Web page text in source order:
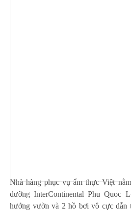
Nhà hàng phục vụ ẩm thực Việt
dưỡng InterContinental Phu Quoc
hướng vườn và 2 hồ bơi vô cực dẫn